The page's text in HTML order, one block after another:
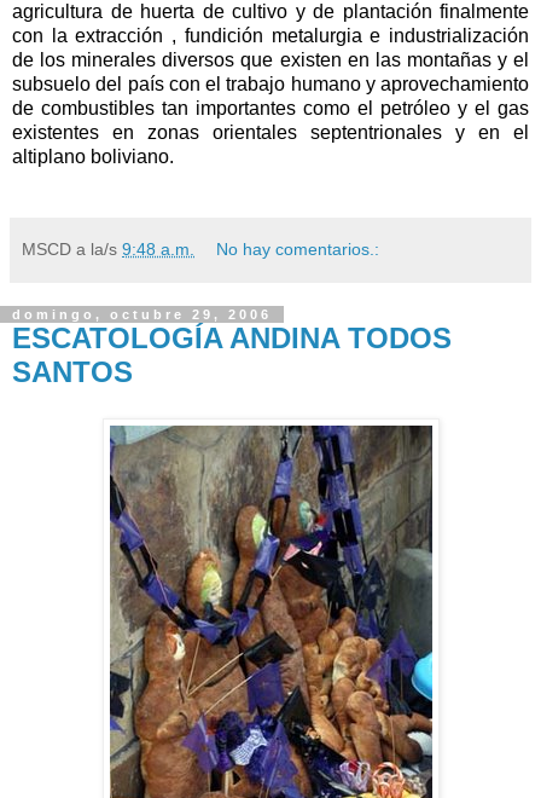
agricultura de huerta de cultivo y de plantación finalmente
con la extracción , fundición metalurgia e industrialización
de los minerales diversos que existen en las montañas y el
subsuelo del país con el trabajo humano y aprovechamiento
de combustibles tan importantes como el petróleo y el gas
existentes en zonas orientales septentrionales y en el
altiplano boliviano.
MSCD a la/s 9:48 a.m. No hay comentarios.:
domingo, octubre 29, 2006
ESCATOLOGÍA ANDINA TODOS
SANTOS